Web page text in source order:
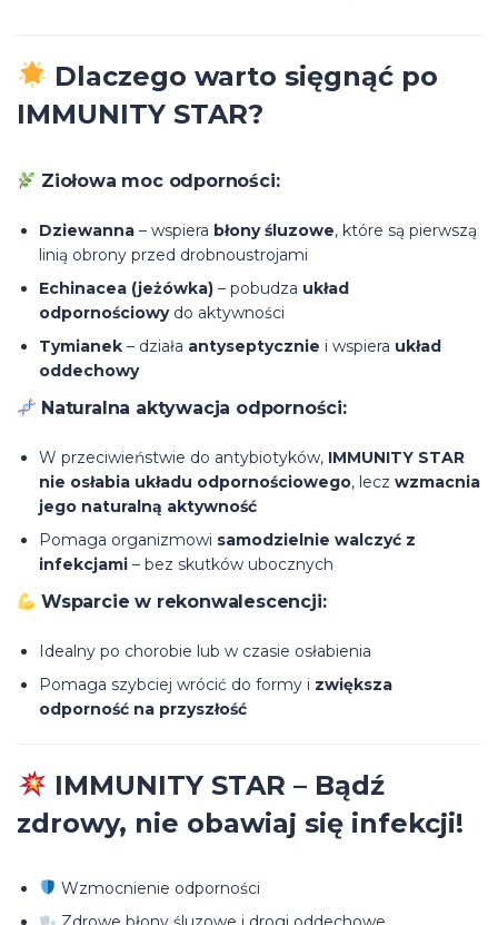
Dlaczego warto sięgnąć po
IMMUNITY STAR?
Ziołowa moc odporności:
Dziewanna – wspiera błony śluzowe, które są pierwszą
linią obrony przed drobnoustrojami
Echinacea (jeżówka) – pobudza układ
odpornościowydo aktywności
Tymianek – działa antyseptycznie i wspiera układ
oddechowy
Naturalna aktywacja odporności:
W przeciwieństwie do antybiotyków, IMMUNITY STAR
nie osłabia układu odpornościowego, lecz wzmacnia
jego naturalną aktywność
Pomaga organizmowi samodzielnie walczyć z
infekcjami – bez skutków ubocznych
Wsparcie w rekonwalescencji:
Idealny po chorobie lub w czasie osłabienia
Pomaga szybciej wrócić do formy i zwiększa
odporność na przyszłość
IMMUNITY STAR – Bądź
zdrowy, nie obawiaj się infekcji!
Wzmocnienie odporności